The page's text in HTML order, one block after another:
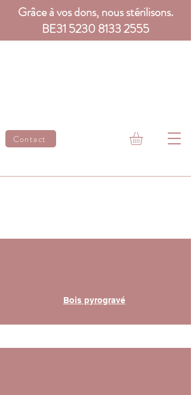
Grâce à vos dons, nous stérilisons.
BE31 5230 8133 2555
Contact
Bois pyrogravé